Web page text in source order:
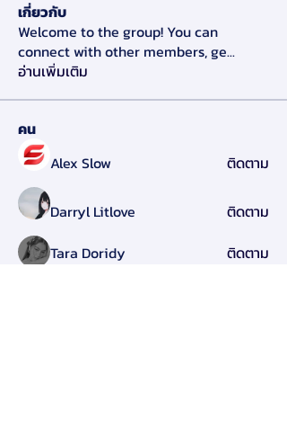
เกี่ยวกับ
Welcome to the group! You can
connect with other members, ge...
อ่านเพิ่มเติม
คน
Alex Slow
ติดตาม
Darryl Litlove
ติดตาม
Tara Doridy
ติดตาม